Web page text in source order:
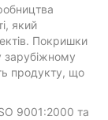
який
Покришки
зарубіжному
продукту, що
9001:2000 та